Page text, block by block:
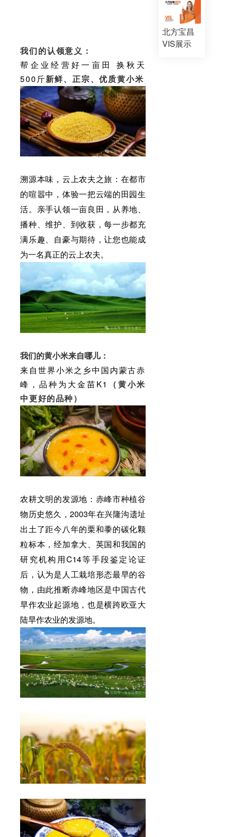
我们的认领意义：
帮企业经营好一亩田 换秋天
500斤新鲜、正宗、优质黄小米
溯源本味，云上农夫之旅：在都市
的喧嚣中，体验一把云端的田园生
活。亲手认领一亩良田，从养地、
播种、维护、到收获，每一步都充
满乐趣、自豪与期待，让您也能成
为一名真正的云上农夫。
我们的黄小米来自哪儿：
来自世界小米之乡中国内蒙古赤
峰，品种为大金苗K1
（黄小米
中更好的品种）
农耕文明的发源地：赤峰市种植谷
物历史悠久，2003年在兴隆沟遗址
出土了距今八年的栗和黍的碳化颗
粒标本，经加拿大、英国和我国的
研究机构用C14等手段鉴定论证
后，认为是人工栽培形态最早的谷
物，由此推断赤峰地区是中国古代
旱作农业起源地，也是横跨欧亚大
陆旱作农业的发源地。
北方宝昌
VIS展示